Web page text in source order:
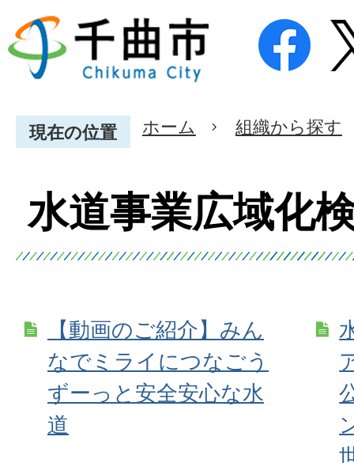
現在の位置 ホーム 組織から探す
水道事業広域化
【動画のご紹介】みん
なでミライにつなごう
ずーっと安全安心な水
道